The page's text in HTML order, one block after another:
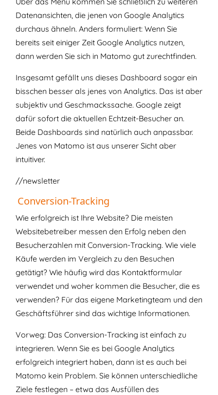
Datenansichten, die jenen von Google Analytics
durchaus ähneln. Anders formuliert: Wenn Sie
bereits seit einiger Zeit Google Analytics nutzen,
dann werden Sie sich in Matomo gut zurechtfinden.
Insgesamt gefällt uns dieses Dashboard sogar ein
bisschen besser als jenes von Analytics. Das ist aber
subjektiv und Geschmackssache. Google zeigt
dafür sofort die aktuellen Echtzeit-Besucher an.
Beide Dashboards sind natürlich auch anpassbar.
Jenes von Matomo ist aus unserer Sicht aber
intuitiver.
//newsletter
Conversion-Tracking
Wie erfolgreich ist Ihre Website? Die meisten
Websitebetreiber messen den Erfolg neben den
Besucherzahlen mit Conversion-Tracking. Wie viele
Käufe werden im Vergleich zu den Besuchen
getätigt? Wie häufig wird das Kontaktformular
verwendet und woher kommen die Besucher, die es
verwenden? Für das eigene Marketingteam und den
Geschäftsführer sind das wichtige Informationen.
Vorweg: Das Conversion-Tracking ist einfach zu
integrieren. Wenn Sie es bei Google Analytics
erfolgreich integriert haben, dann ist es auch bei
Matomo kein Problem. Sie können unterschiedliche
Ziele festlegen – etwa das Ausfüllen des